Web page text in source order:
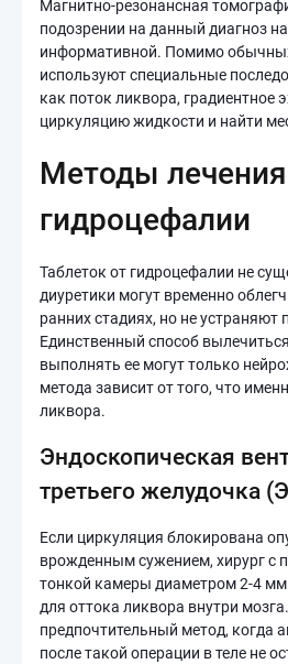
Магнитно-резонансная
подозрении на данный диагноз
информативной. Помимо
используют специальные
как поток ликвора, градиентное
циркуляцию жидкости и найти
Методы лечения
гидроцефалии
Таблеток от гидроцефалии не
диуретики могут временно
ранних стадиях, но не устраняют
Единственный способ
выполнять ее могут только
метода зависит от того, что
ликвора.
Эндоскопическая
третьего желудочка
Если циркуляция блокирована
врожденным сужением, хирург
тонкой камеры диаметром 2-4
для оттока ликвора внутри
предпочтительный метод, когда
после такой операции в теле не